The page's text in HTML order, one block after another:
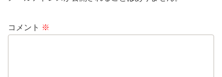
コメント ※